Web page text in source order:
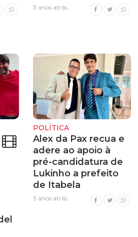
3 anos atrás
POLÍTICA
Alex da Pax recua e
adere ao apoio à
pré-candidatura de
Lukinho a prefeito
de Itabela
3 anos atrás